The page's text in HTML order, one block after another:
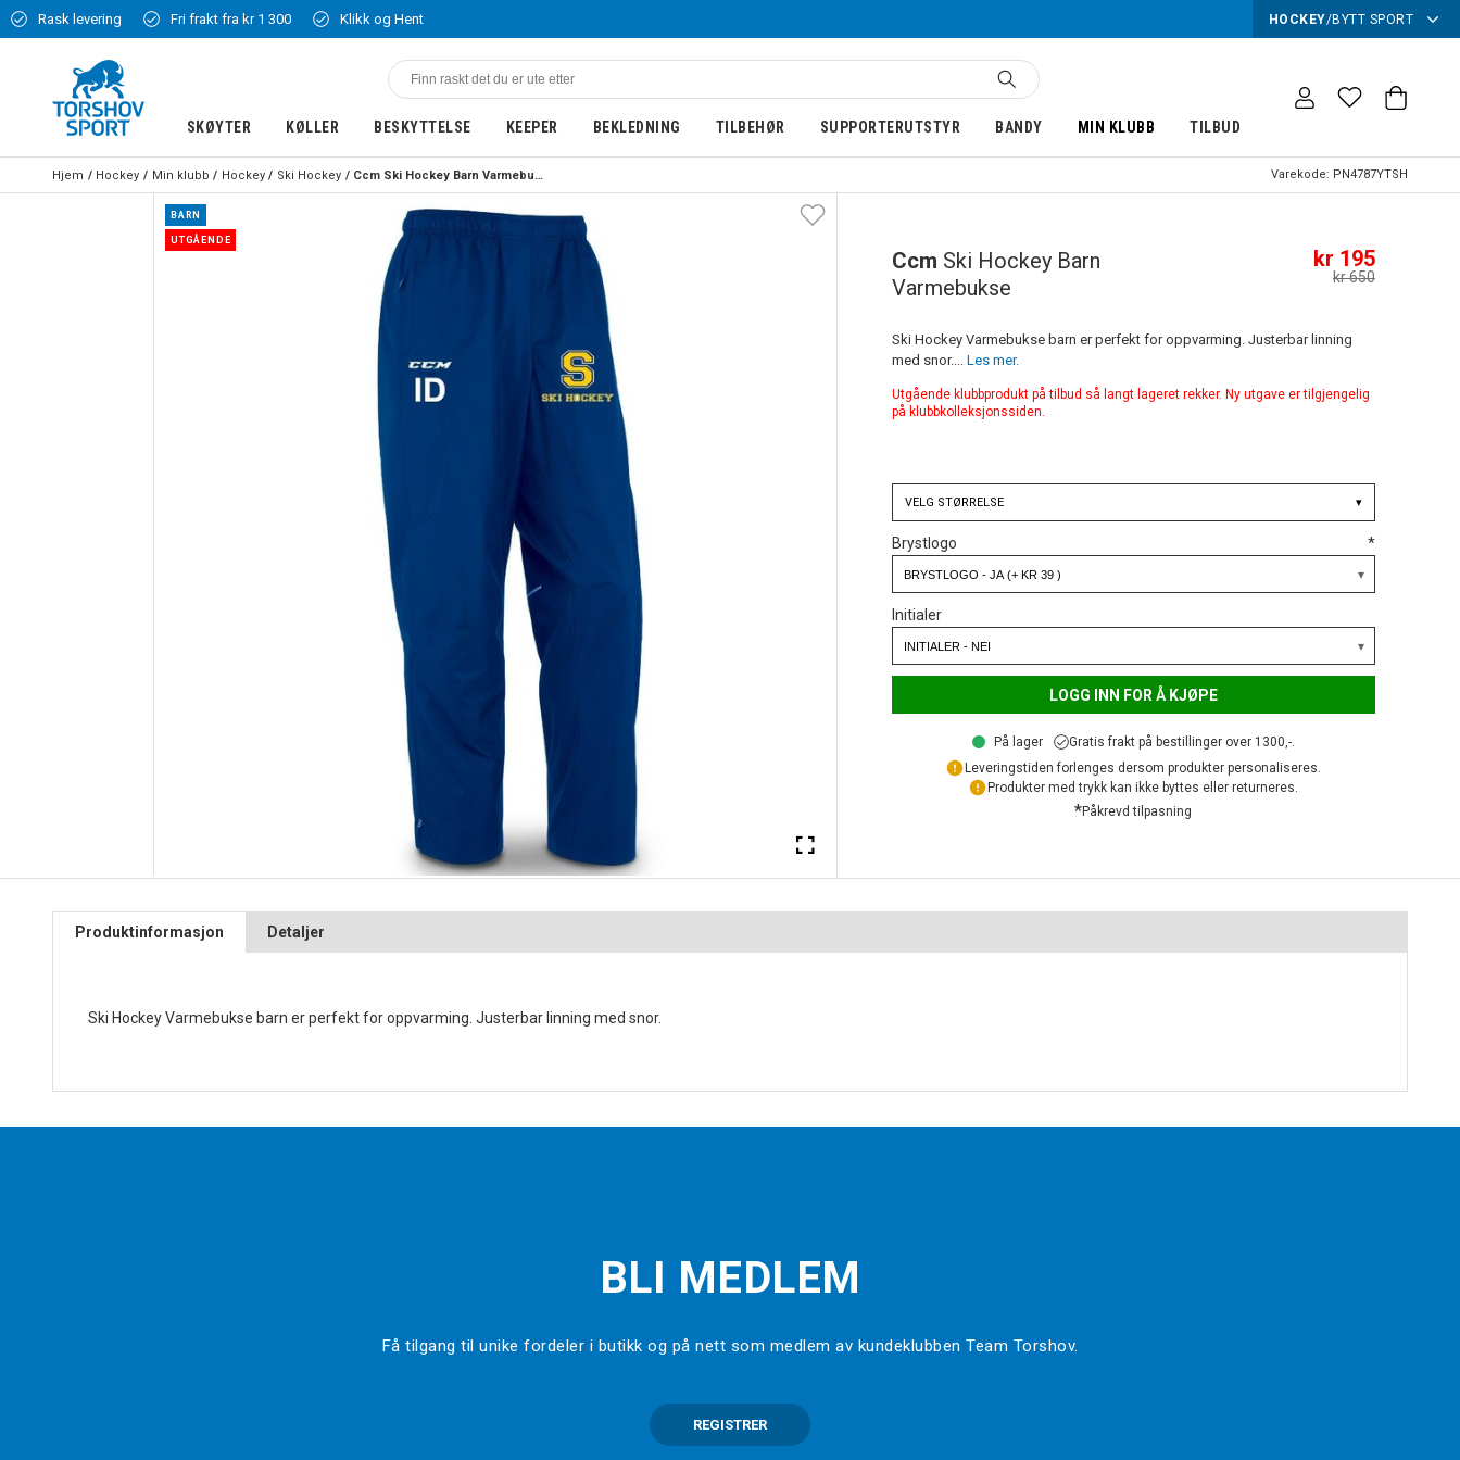
Rask levering Fri frakt fra kr 1 300 Klikk og Hent HOCKEY/BYTT SPORT
SKØYTER KØLLER BESKYTTELSE KEEPER BEKLEDNING TILBEHØR SUPPORTERUTSTYR BANDY MIN KLUBB TILBUD
Hjem Hockey Min klubb Hockey Ski Hockey Ccm Ski Hockey Barn Varmebukse Varekode: PN4787YTSH
BARN
UTGÅENDE
Ccm Ski Hockey Barn
Varmebukse
kr 195
kr 650
Ski Hockey Varmebukse barn er perfekt for oppvarming. Justerbar linning
med snor.... Les mer.
Utgående klubbprodukt på tilbud så langt lageret rekker. Ny utgave er tilgjengelig
på klubbkolleksjonssiden.
VELG STØRRELSE ▾
Brystlogo *
Initialer
LOGG INN FOR Å KJØPE
På lager
Gratis frakt på bestillinger over 1300,-.
Leveringstiden forlenges dersom produkter personaliseres.
Produkter med trykk kan ikke byttes eller returneres.
*Påkrevd tilpasning
Produktinformasjon Detaljer
Ski Hockey Varmebukse barn er perfekt for oppvarming. Justerbar linning med snor.
BLI MEDLEM
Få tilgang til unike fordeler i butikk og på nett som medlem av kundeklubben Team Torshov.
REGISTRER